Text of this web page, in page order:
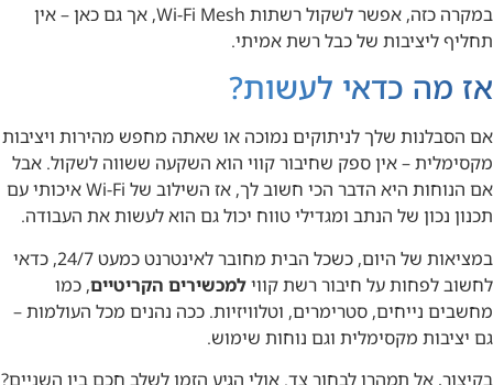
במקרה כזה, אפשר לשקול רשתות Wi-Fi Mesh, אך גם כאן – אין
תחליף ליציבות של כבל רשת אמיתי.
אז מה כדאי לעשות?
אם הסבלנות שלך לניתוקים נמוכה או שאתה מחפש מהירות ויציבות
מקסימלית – אין ספק שחיבור קווי הוא השקעה ששווה לשקול. אבל
אם הנוחות היא הדבר הכי חשוב לך, אז השילוב של Wi-Fi איכותי עם
תכנון נכון של הנתב ומגדילי טווח יכול גם הוא לעשות את העבודה.
במציאות של היום, כשכל הבית מחובר לאינטרנט כמעט 24/7, כדאי
לחשוב לפחות על חיבור רשת קווילמכשירים הקריטיים, כמו
מחשבים נייחים, סטרימרים, וטלוויזיות. ככה נהנים מכל העולמות –
גם יציבות מקסימלית וגם נוחות שימוש.
בקיצור, אל תמהרו לבחור צד. אולי הגיע הזמן לשלב חכם בין השניים?